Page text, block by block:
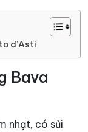
d’Asti
Bava
nhạt, có sủi